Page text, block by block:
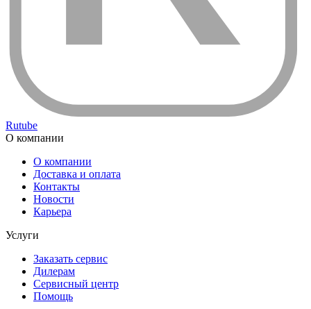
Rutube
О компании
О компании
Доставка и оплата
Контакты
Новости
Карьера
Услуги
Заказать сервис
Дилерам
Сервисный центр
Помощь